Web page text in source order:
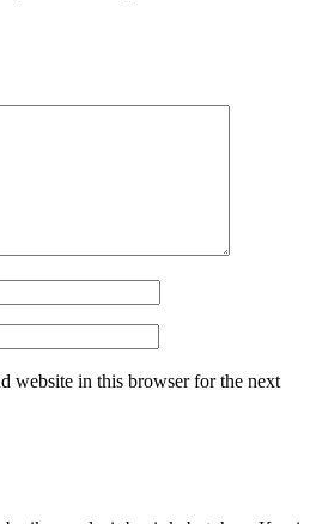
website in this browser for the next